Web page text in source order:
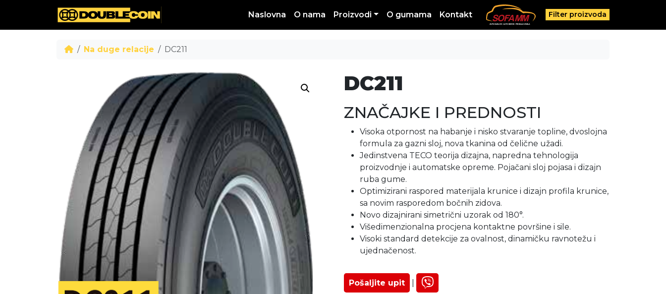
Naslovna O nama Proizvodi O gumama Kontakt Filter proizvoda
Na duge relacije DC211
DC211
ZNAČAJKE I PREDNOSTI
Visoka otpornost na habanje i nisko stvaranje topline, dvoslojna
formula za gazni sloj, nova tkanina od čelične užadi.
Jedinstvena TECO teorija dizajna, napredna tehnologija
proizvodnje i automatske opreme. Pojačani sloj pojasa i dizajn
ruba gume.
Optimizirani raspored materijala krunice i dizajn profila krunice,
sa novim rasporedom bočnih zidova.
Novo dizajnirani simetrični uzorak od 180°.
Višedimenzionalna procjena kontaktne površine i sile.
Visoki standard detekcije za ovalnost, dinamičku ravnotežu i
ujednačenost.
Pošaljite upit